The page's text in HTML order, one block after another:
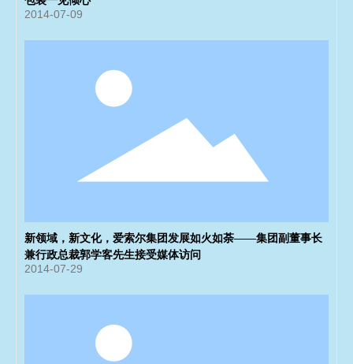
2014-07-09
新领域，新文化，爱索尔集团发展如火如荼——集团副董事长
兼行政总裁郭学客先生接受媒体访问
2014-07-29